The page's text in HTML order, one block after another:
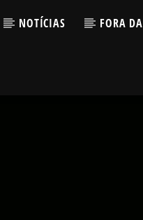
NOTÍCIAS FORA